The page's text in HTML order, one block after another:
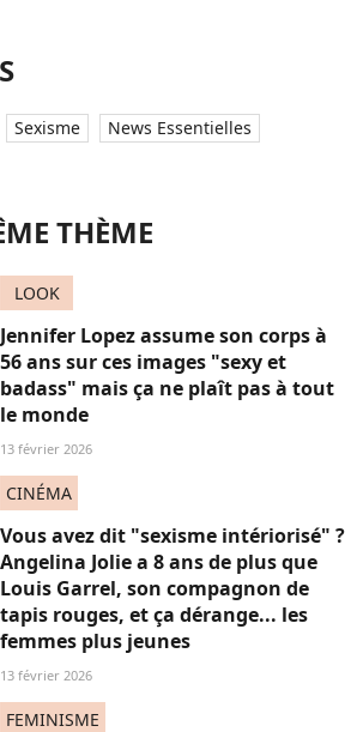
Sexisme News Essentielles
THÈME
LOOK
Jennifer Lopez assume son corps à
56 ans sur ces images "sexy et
badass" mais ça ne plaît pas à tout
le monde
13 février 2026
CINÉMA
Vous avez dit "sexisme intériorisé" ?
Angelina Jolie a 8 ans de plus que
Louis Garrel, son compagnon de
tapis rouges, et ça dérange... les
femmes plus jeunes
13 février 2026
FEMINISME